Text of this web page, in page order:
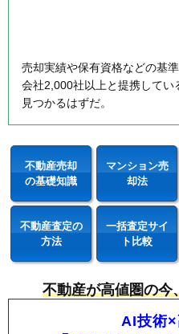
売却実績や保有資格などの基
会社2,000社以上と提携して
見つかるはずだ。
不動産売却
の基礎知識
マンション売
却法
不動産査定の
方法
一括査定サイ
ト比較
不動産が高値圏の今
AI技術